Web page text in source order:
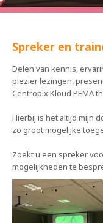
Spreker en
Delen van kennis,
plezier lezingen,
Centropix Kloud PEMA
Hierbij is het altijd mijn
zo groot mogelijke
Zoekt u een spreker
mogelijkheden te